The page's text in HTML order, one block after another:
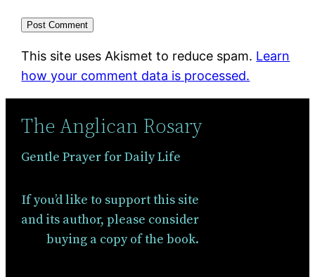
This site uses Akismet to reduce spam. Learn
how your comment data is processed.
The Anglican Rosary
Gentle Prayer for Daily Life
If you’d like to support this site
and its author, please consider
buying a copy of the book.